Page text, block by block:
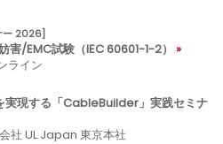
ー 2026]
/EMC試験（IEC 60601-1-2）
ライン
実現する「CableBuilder」実践セミナ
社 UL Japan 東京本社